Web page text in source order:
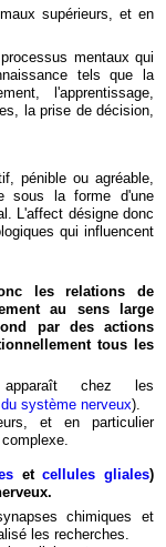
supérieurs, et en
mentaux qui
tels que la
l'apprentissage,
la prise de décision,
pénible ou agréable,
sous la forme d'une
L'affect désigne donc
qui influencent
les relations de
au sens large
par des actions
tous les
chez les
système nerveux).
et en particulier
etcellules gliales)
chimiques et
les recherches.